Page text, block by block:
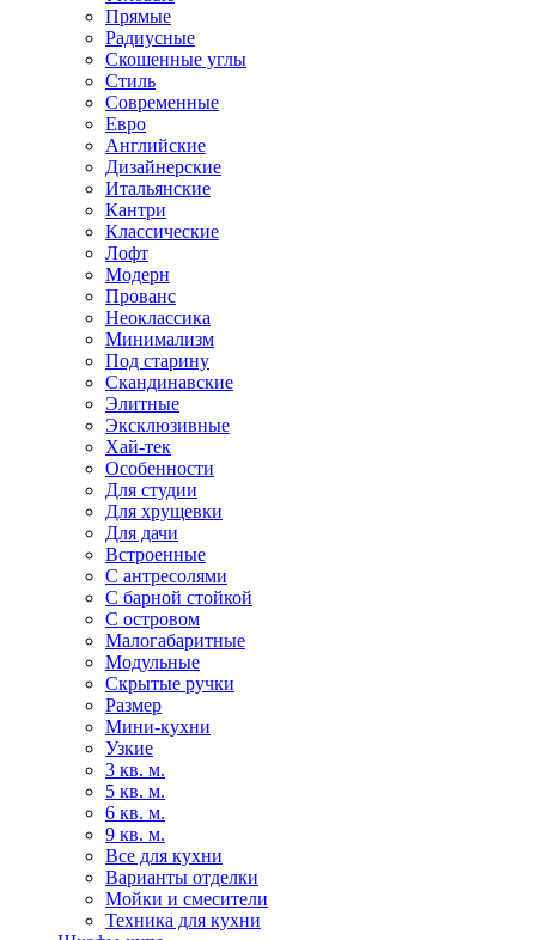
Прямые
Радиусные
Скошенные углы
Стиль
Современные
Евро
Английские
Дизайнерские
Итальянские
Кантри
Классические
Лофт
Модерн
Прованс
Неоклассика
Минимализм
Под старину
Скандинавские
Элитные
Эксклюзивные
Хай-тек
Особенности
Для студии
Для хрущевки
Для дачи
Встроенные
С антресолями
С барной стойкой
С островом
Малогабаритные
Модульные
Скрытые ручки
Размер
Мини-кухни
Узкие
3 кв. м.
5 кв. м.
6 кв. м.
9 кв. м.
Все для кухни
Варианты отделки
Мойки и смесители
Техника для кухни